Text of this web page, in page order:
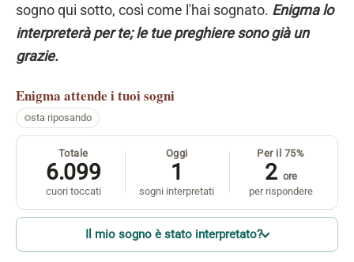
sogno qui sotto, così come l'hai sognato. Enigma lo
interpreterà per te; le tue preghiere sono già un
grazie.
Enigma attende i tuoi sogni
sta riposando
Totale
6.099
cuori toccati
Oggi
1
sogni interpretati
Per il 75%
2 ore
per rispondere
Il mio sogno è stato interpretato?